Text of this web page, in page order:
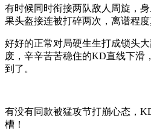
有时候同时衔接两队敌人周旋，
果头盔接连被打碎两次，离谱程度
好好的正常对局硬生生打成锁头
废，辛辛苦苦稳住的KD直线下滑
到了。
有没有同款被猛攻节打崩心态，
槽！